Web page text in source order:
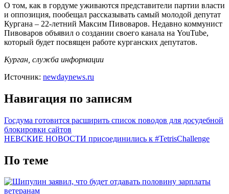
О том, как в гордуме уживаются представители партии власти
и оппозиция, пообещал рассказывать самый молодой депутат
Кургана – 22-летний Максим Пивоваров. Недавно коммунист
Пивоваров объявил о создании своего канала на YouTube,
который будет посвящен работе курганских депутатов.
Курган, служба информации
Источник: newdaynews.ru
Навигация по записям
Госдума готовится расширить список поводов для досудебной
блокировки сайтов
НЕВСКИЕ НОВОСТИ присоединились к #TetrisChallenge
По теме